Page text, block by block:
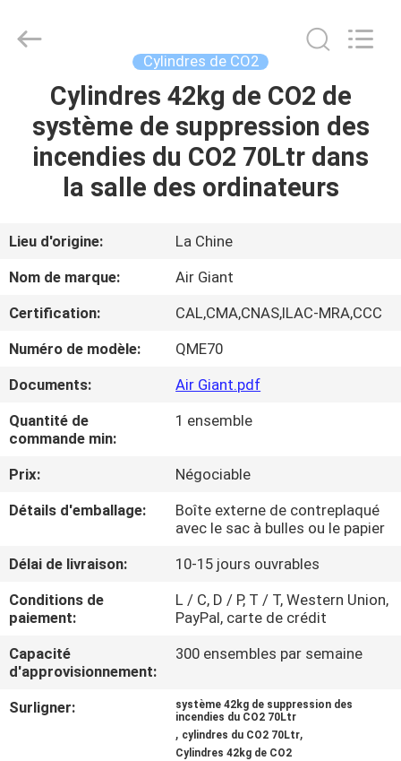
MAISON
PRODUITS
DE
VR
À
PROPOS
DE
NOUS
VISITE
D'USINE
CONTRÔLE
DE
QUALITÉ
TÉLÉCHARGER
Giant
Cylindres de CO2
Cylindres 42kg de CO2 de
système de suppression des
incendies du CO2 70Ltr dans
la salle des ordinateurs
Lieu d'origine:
La Chine
Nom de marque:
Air Giant
Certification:
CAL,CMA,CNAS,ILAC-MRA,CCC
Numéro de modèle:
QME70
Documents:
Air Giant.pdf
Quantité de
commande min:
1 ensemble
Prix:
Négociable
Détails d'emballage:
Boîte externe de contreplaqué
avec le sac à bulles ou le papier
Délai de livraison:
10-15 jours ouvrables
Conditions de
paiement:
L / C, D / P, T / T, Western Union,
PayPal, carte de crédit
Capacité
d'approvisionnement:
300 ensembles par semaine
Surligner:
système 42kg de suppression des
incendies du CO2 70Ltr
, cylindres du CO2 70Ltr,
Cylindres 42kg de CO2